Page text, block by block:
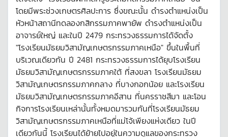
โดยมีพระช่วงเกษตรศิลปะการ ซึ่งขณะนั้น ดำรงตำแหน่งเป็น
หัวหน้าสถานีทดลองกสิกรรมภาคพายัพ ดำรงตำแหน่งเป็น
อาจารย์ใหญ่ และในปี 2479 กระทรวงธรรมการได้จัดตั้ง
"โรงเรียนมัธยมวิสามัญเกษตรกรรมภาคเหนือ" ขึ้นในพื้นที่
บริเวณเดียวกัน ปี 2481 กระทรวงธรรมการได้ยุบโรงเรียน
มัธยมวิสามัญเกษตรกรรมภาคใต้ ที่สงขลา โรงเรียนมัธยม
วิสามัญเกษตรกรรมภาคกลาง ที่บางกอกน้อย และโรงเรียน
มัธยมวิสามัญเกษตรกรรมภาคอีสาน ที่นครราชสีมา และโอน
กิจการโรงเรียนเหล่านั้นทั้งหมดมารวมกันที่โรงเรียนมัธยม
วิสามัญเกษตรกรรมภาคเหนือที่แม่โจ้เพียงแห่งเดียว ในปี
เดียวกันนี้ โรงเรียนได้ย้ายไปอยู่ในความดูแลของกระทรวง